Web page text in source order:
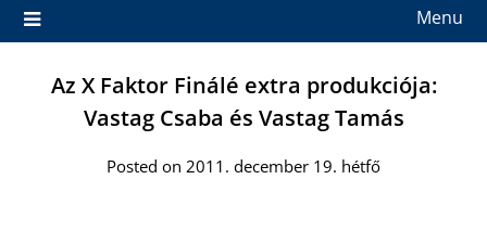
Menu
Az X Faktor Finálé extra produkciója:
Vastag Csaba és Vastag Tamás
Posted on 2011. december 19. hétfő